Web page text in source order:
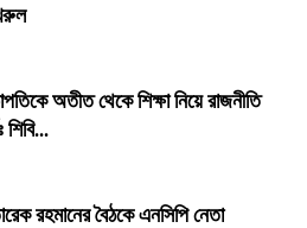
অতীত থেকে শিক্ষা নিয়ে রাজনীতি
শিবি...
রহমানের বৈঠকে এনসিপি নেতা